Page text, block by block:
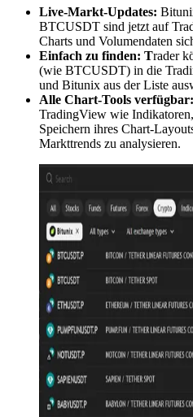
Live-Markt-Updates:
BTCUSDT sind jetzt auf
Charts und Volumendaten
Einfach zu finden: Trader
(wie BTCUSDT) in die
und Bitunix aus der Liste
Alle Chart-Tools verfügbar:
TradingView wie
Speichern ihres Chart-
Markttrends zu analysieren.